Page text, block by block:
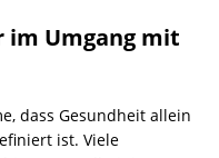
im Umgang mit
dass Gesundheit allein
ist. Viele